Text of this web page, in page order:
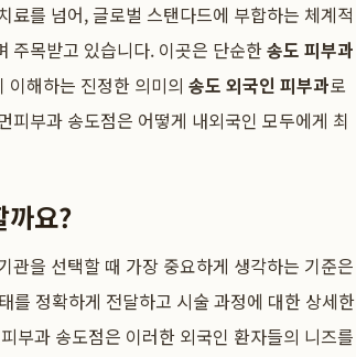
료를 넘어, 글로벌 스탠다드에 부합하는 체계적
주목받고 있습니다. 이곳은 단순한송도 피부과
이해하는 진정한 의미의 송도 외국인 피부과로
피부과 송도점은 어떻게 내외국인 모두에게 최
까요?
관을 선택할 때 가장 중요하게 생각하는 기준은
를 정확하게 전달하고 시술 과정에 대한 상세한
부과 송도점은 이러한 외국인 환자들의 니즈를